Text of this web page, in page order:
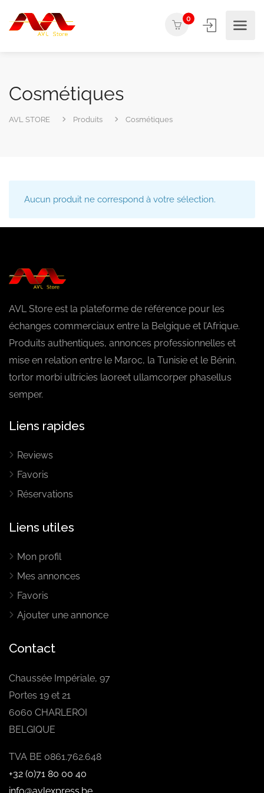
0
Cosmétiques
AVL STORE Produits Cosmétiques
Aucun produit ne correspond à votre sélection.
AVL Store est la plateforme de référence pour les
échanges commerciaux entre la Belgique et l’Afrique.
Produits authentiques, annonces professionnelles et
mise en relation entre le Maroc, la Tunisie et le Bénin.
tortor morbi ultricies laoreet ullamcorper phasellus
semper.
Liens rapides
Reviews
Favoris
Réservations
Liens utiles
Mon profil
Mes annonces
Favoris
Ajouter une annonce
Contact
Chaussée Impériale, 97
Portes 19 et 21
6060 CHARLEROI
BELGIQUE
TVA BE 0861.762.648
+32 (0)71 80 00 40